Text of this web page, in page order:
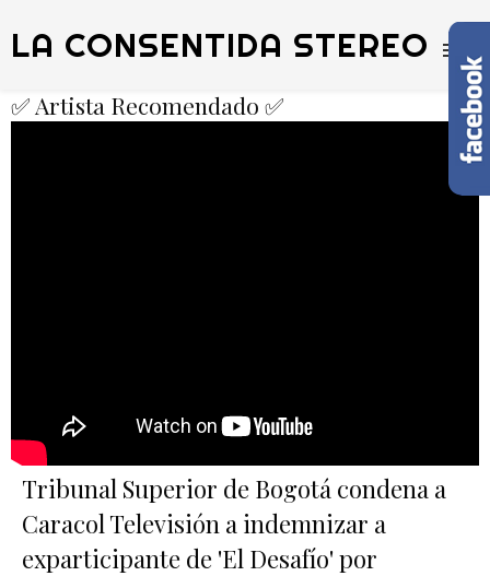
LA CONSENTIDA STEREO
✅ Artista Recomendado ✅
Tribunal Superior de Bogotá condena a
Caracol Televisión a indemnizar a
exparticipante de 'El Desafío' por